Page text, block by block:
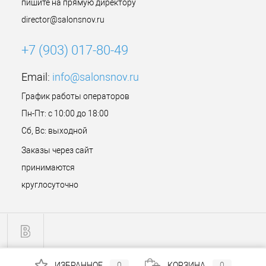
пишите на прямую директору
director@salonsnov.ru
+7 (903) 017-80-49
Email: info@salonsnov.ru
График работы операторов
Пн-Пт: с 10:00 до 18:00
Сб, Вс: выходной
Заказы через сайт
принимаются
круглосуточно